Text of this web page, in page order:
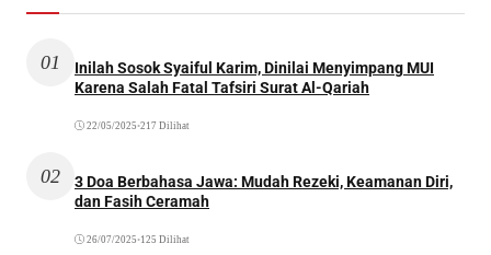
01
Inilah Sosok Syaiful Karim, Dinilai Menyimpang MUI
Karena Salah Fatal Tafsiri Surat Al-Qariah
22/05/2025 •217 Dilihat
02
3 Doa Berbahasa Jawa: Mudah Rezeki, Keamanan Diri,
dan Fasih Ceramah
26/07/2025 •125 Dilihat